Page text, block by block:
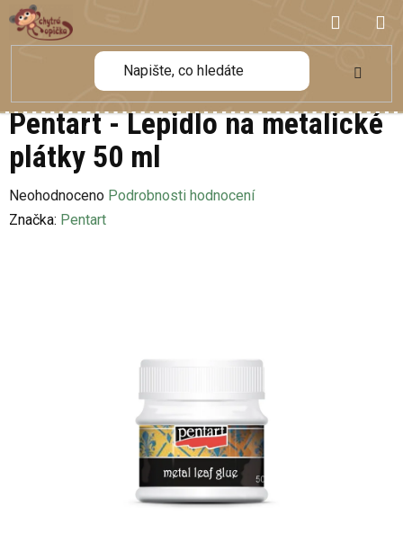
Přejít
na
obsah
KOŠÍK
Pentart - Lepidlo na metalické
plátky 50 ml
Průměrné
hodnocení
Neohodnoceno Podrobnosti hodnocení
Značka: Pentart